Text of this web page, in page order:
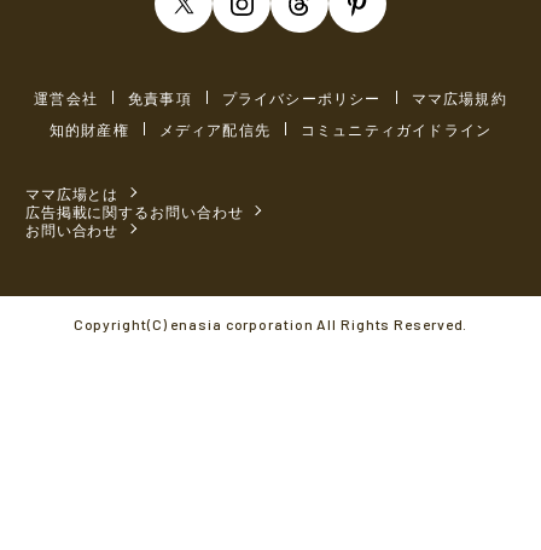
運営会社 免責事項 プライバシーポリシー
ママ広場規約
知的財産権
メディア配信先 コミュニティガイドライン
ママ広場とは
広告掲載に関するお問い合わせ
お問い合わせ
Copyright(C) enasia corporation All Rights Reserved.